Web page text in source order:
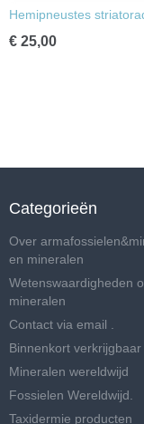
Hemipneustes
€ 25,00
Categorieën
Over
en mineralen
Wetenswaardigheden
mineralen
Contact via email .
Binnenkort verkrijgbaar
Mineralen wereldwijd
Fossielen Wereldwijd.
Taxidermie producten